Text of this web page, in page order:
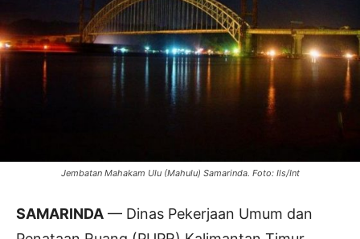
Jembatan Mahakam Ulu (Mahulu) Samarinda. Foto: Ils/Int
SAMARINDA — Dinas Pekerjaan Umum dan